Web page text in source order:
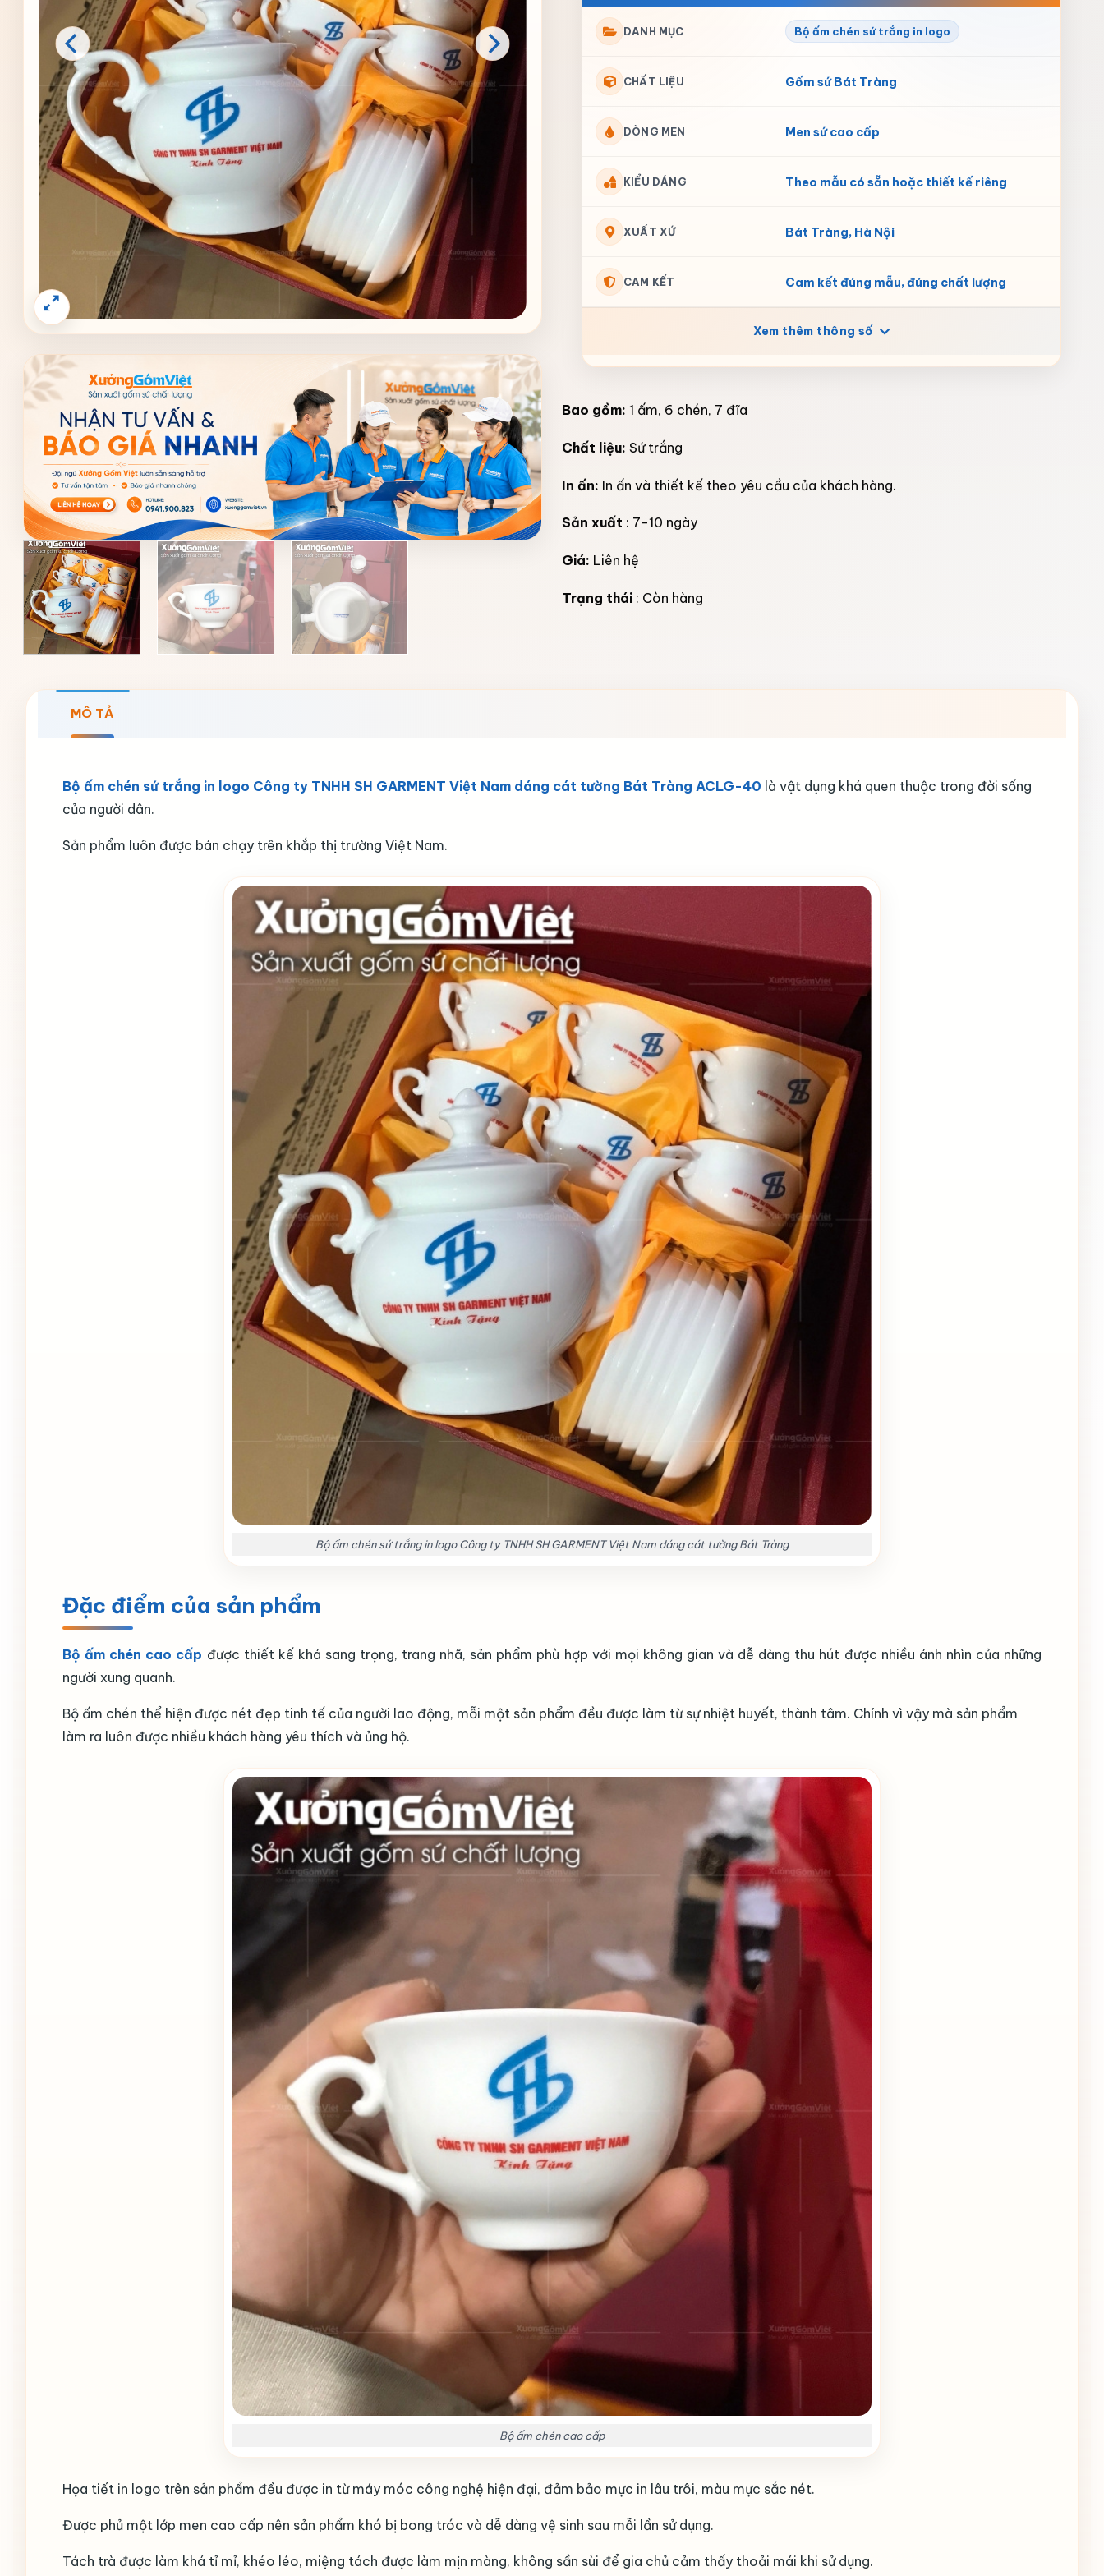
DANH MỤC Bộ ấm chén sứ trắng in logo
CHẤT LIỆU Gốm sứ Bát Tràng
DÒNG MEN Men sứ cao cấp
KIỂU DÁNG Theo mẫu có sẵn hoặc thiết kế riêng
XUẤT XỨ Bát Tràng, Hà Nội
CAM KẾT Cam kết đúng mẫu, đúng chất lượng
Xem thêm thông số
Bao gồm: 1 ấm, 6 chén, 7 đĩa
Chất liệu: Sứ trắng
In ấn: In ấn và thiết kế theo yêu cầu của khách hàng.
Sản xuất : 7-10 ngày
Giá: Liên hệ
Trạng thái : Còn hàng
MÔ TẢ
Bộ ấm chén sứ trắng in logo Công ty TNHH SH GARMENT Việt Nam dáng cát tường Bát Tràng ACLG-40 là vật dụng khá quen thuộc trong đời sống
của người dân.
Sản phẩm luôn được bán chạy trên khắp thị trường Việt Nam.
Bộ ấm chén sứ trắng in logo Công ty TNHH SH GARMENT Việt Nam dáng cát tường Bát Tràng
Đặc điểm của sản phẩm
Bộ ấm chén cao cấp được thiết kế khá sang trọng, trang nhã, sản phẩm phù hợp với mọi không gian và dễ dàng thu hút được nhiều ánh nhìn của những
người xung quanh.
Bộ ấm chén thể hiện được nét đẹp tinh tế của người lao động, mỗi một sản phẩm đều được làm từ sự nhiệt huyết, thành tâm. Chính vì vậy mà sản phẩm
làm ra luôn được nhiều khách hàng yêu thích và ủng hộ.
Bộ ấm chén cao cấp
Họa tiết in logo trên sản phẩm đều được in từ máy móc công nghệ hiện đại, đảm bảo mực in lâu trôi, màu mực sắc nét.
Được phủ một lớp men cao cấp nên sản phẩm khó bị bong tróc và dễ dàng vệ sinh sau mỗi lần sử dụng.
Tách trà được làm khá tỉ mỉ, khéo léo, miệng tách được làm mịn màng, không sần sùi để gia chủ cảm thấy thoải mái khi sử dụng.